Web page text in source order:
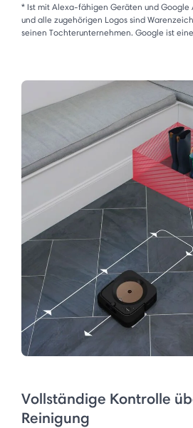
* Ist mit Alexa-fähigen Geräten und Google
und alle zugehörigen Logos sind
seinen Tochterunternehmen. Google ist
Vollständige Kontrolle
Reinigung